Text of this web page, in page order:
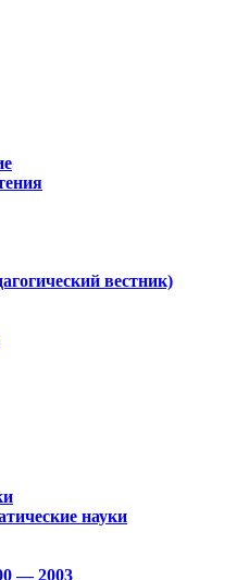
вестник)
науки
— 2003